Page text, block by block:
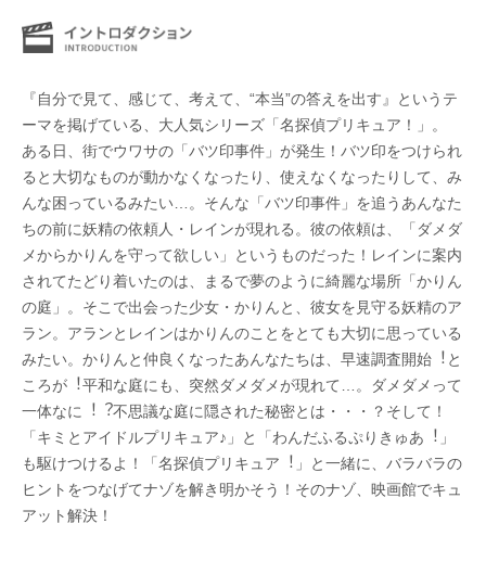
『自分で見て、感じて、考えて、“本当”の答えを出す』というテ
ーマを掲げている、大人気シリーズ「名探偵プリキュア！」。
ある⽇、街でウワサの「バツ印事件」が発⽣！バツ印をつけられ
ると⼤切なものが動かなくなったり、使えなくなったりして、み
んな困っているみたい…。そんな「バツ印事件」を追うあんなた
ちの前に妖精の依頼⼈・レインが現れる。彼の依頼は、「ダメダ
メからかりんを守って欲しい」というものだった！レインに案内
されてたどり着いたのは、まるで夢のように綺麗な場所「かりん
の庭」。そこで出会った少⼥・かりんと、彼⼥を⾒守る妖精のア
ラン。アランとレインはかりんのことをとても⼤切に思っている
みたい。かりんと仲良くなったあんなたちは、早速調査開始︕と
ころが︕平和な庭にも、突然ダメダメが現れて…。ダメダメって
⼀体なに︕︖不思議な庭に隠された秘密とは・・・？そして！
「キミとアイドルプリキュア♪」と「わんだふるぷりきゅあ︕」
も駆けつけるよ！「名探偵プリキュア︕」と⼀緒に、バラバラの
ヒントをつなげてナゾを解き明かそう！そのナゾ、映画館でキュ
アット解決！